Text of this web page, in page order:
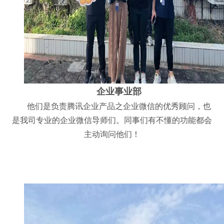
企业事业部
他们是负责腾讯企业产品之企业微信的优秀顾问，也
是我司专业的企业微信导师们。同事们有不懂的功能都会
主动询问他们！